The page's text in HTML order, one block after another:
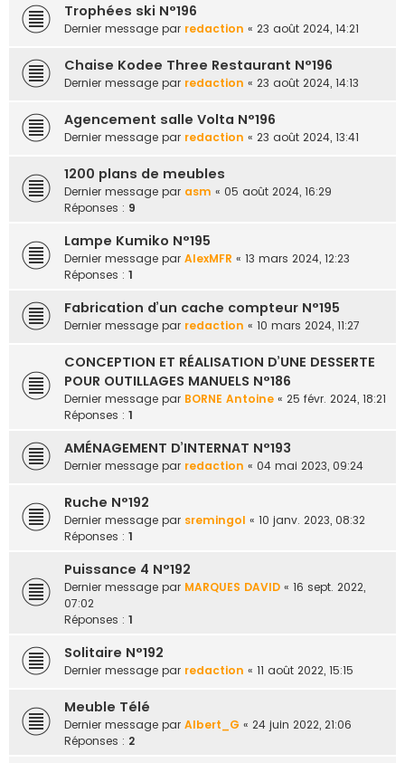
Trophées ski N°196
Dernier message par redaction « 23 août 2024, 14:21
Chaise Kodee Three Restaurant N°196
Dernier message par redaction « 23 août 2024, 14:13
Agencement salle Volta N°196
Dernier message par redaction « 23 août 2024, 13:41
1200 plans de meubles
Dernier message par asm « 05 août 2024, 16:29
Réponses : 9
Lampe Kumiko N°195
Dernier message par AlexMFR « 13 mars 2024, 12:23
Réponses : 1
Fabrication d’un cache compteur N°195
Dernier message par redaction « 10 mars 2024, 11:27
CONCEPTION ET RÉALISATION D’UNE DESSERTE
POUR OUTILLAGES MANUELS N°186
Dernier message par BORNE Antoine « 25 févr. 2024, 18:21
Réponses : 1
AMÉNAGEMENT D’INTERNAT N°193
Dernier message par redaction « 04 mai 2023, 09:24
Ruche N°192
Dernier message par sremingol « 10 janv. 2023, 08:32
Réponses : 1
Puissance 4 N°192
Dernier message par MARQUES DAVID « 16 sept. 2022,
07:02
Réponses : 1
Solitaire N°192
Dernier message par redaction « 11 août 2022, 15:15
Meuble Télé
Dernier message par Albert_G « 24 juin 2022, 21:06
Réponses : 2